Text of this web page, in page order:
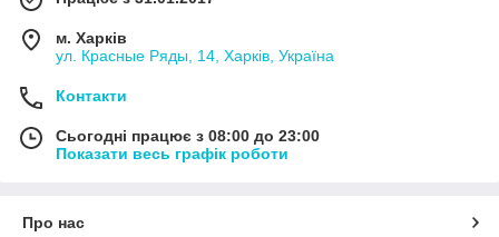
м. Харків
ул. Красные Ряды, 14, Харків, Україна
Контакти
Сьогодні працює з 08:00 до 23:00
Показати весь графік роботи
Про нас